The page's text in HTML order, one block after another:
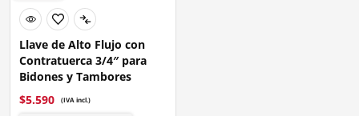
Llave de Alto Flujo con
Contratuerca 3/4″ para
Bidones y Tambores
$5.590 (IVA incl.)